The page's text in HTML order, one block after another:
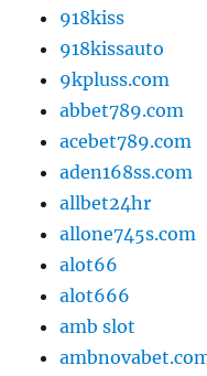
918kiss
918kissauto
9kpluss.com
abbet789.com
acebet789.com
aden168ss.com
allbet24hr
allone745s.com
alot66
alot666
amb slot